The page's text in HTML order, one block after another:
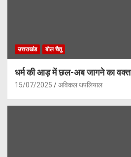
उत्तराखंड बोल चैतू
धर्म की आड़ में छल-अब जागने का वक्त
15/07/2025 अविकल थपलियाल